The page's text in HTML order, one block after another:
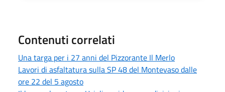
Contenuti correlati
Una targa per i 27 anni del Pizzorante Il Merlo
Lavori di asfaltatura sulla SP 48 del Montevaso dalle
ore 22 del 5 agosto